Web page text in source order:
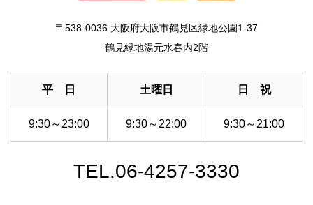
〒538-0036 大阪府大阪市鶴見区緑地公園1-37
鶴見緑地湯元水春内2階
平 日 土曜日 日 祝
9:30～23:00 9:30～22:00 9:30～21:00
TEL.06-4257-3330